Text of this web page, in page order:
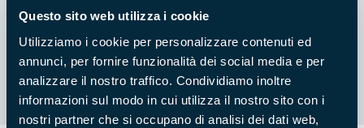
Questo sito web utilizza i cookie
Utilizziamo i cookie per personalizzare contenuti ed
annunci, per fornire funzionalità dei social media e per
analizzare il nostro traffico. Condividiamo inoltre
informazioni sul modo in cui utilizza il nostro sito con i
nostri partner che si occupano di analisi dei dati web,
Nessun risultato trovato